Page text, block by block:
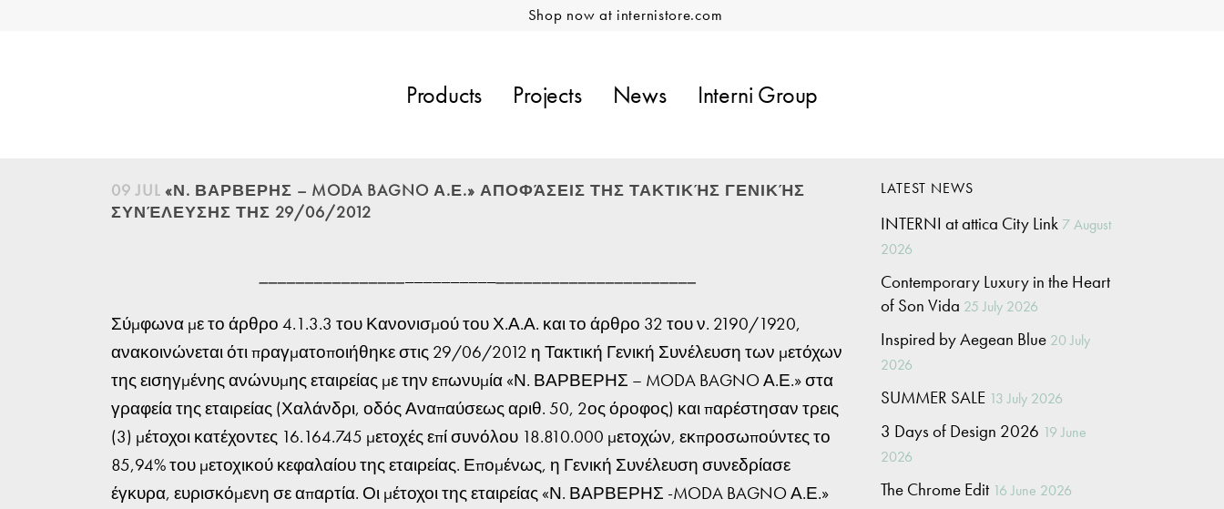
Shop now at internistore.com
Products Projects News Interni Group
09 JUL «Ν. ΒΑΡΒΕΡΗΣ – MODA BAGNO Α.Ε.» ΑΠΟΦΆΣΕΙΣ ΤΗΣ ΤΑΚΤΙΚΉΣ ΓΕΝΙΚΉΣ
ΣΥΝΈΛΕΥΣΗΣ ΤΗΣ 29/06/2012
Σύμφωνα με το άρθρο 4.1.3.3 του Κανονισμού του Χ.Α.Α. και το άρθρο 32 του ν. 2190/1920,
ανακοινώνεται ότι πραγματοποιήθηκε στις 29/06/2012 η Τακτική Γενική Συνέλευση των μετόχων
της εισηγμένης ανώνυμης εταιρείας με την επωνυμία «Ν. ΒΑΡΒΕΡΗΣ – MODA BAGNO Α.Ε.» στα
γραφεία της εταιρείας (Χαλάνδρι, οδός Αναπαύσεως αριθ. 50, 2ος όροφος) και παρέστησαν τρεις
(3) μέτοχοι κατέχοντες 16.164.745 μετοχές επί συνόλου 18.810.000 μετοχών, εκπροσωπούντες το
85,94% του μετοχικού κεφαλαίου της εταιρείας. Επομένως, η Γενική Συνέλευση συνεδρίασε
έγκυρα, ευρισκόμενη σε απαρτία. Οι μέτοχοι της εταιρείας «Ν. ΒΑΡΒΕΡΗΣ -MODA BAGNO Α.Ε.»
LATEST NEWS
INTERNI at attica City Link 7 August
2026
Contemporary Luxury in the Heart
of Son Vida 25 July 2026
Inspired by Aegean Blue 20 July
2026
SUMMER SALE 13 July 2026
3 Days of Design 2026 19 June
2026
The Chrome Edit 16 June 2026